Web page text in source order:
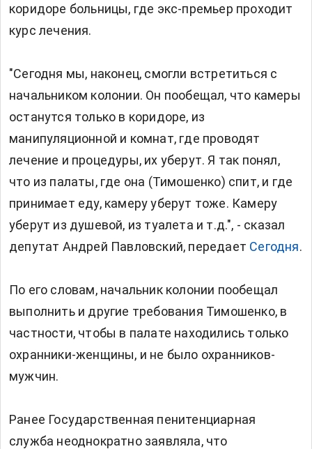
коридоре больницы, где экс-премьер проходит
курс лечения.
"Сегодня мы, наконец, смогли встретиться с
начальником колонии. Он пообещал, что камеры
останутся только в коридоре, из
манипуляционной и комнат, где проводят
лечение и процедуры, их уберут. Я так понял,
что из палаты, где она (Тимошенко) спит, и где
принимает еду, камеру уберут тоже. Камеру
уберут из душевой, из туалета и т.д.", - сказал
депутат Андрей Павловский, передает Сегодня.
По его словам, начальник колонии пообещал
выполнить и другие требования Тимошенко, в
частности, чтобы в палате находились только
охранники-женщины, и не было охранников-
мужчин.
Ранее Государственная пенитенциарная
служба неоднократно заявляла, что